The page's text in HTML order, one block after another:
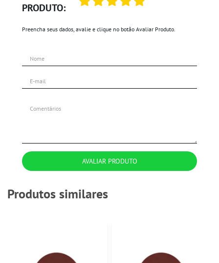
PRODUTO:
Preencha seus dados, avalie e clique no botão Avaliar Produto.
AVALIAR PRODUTO
Produtos similares